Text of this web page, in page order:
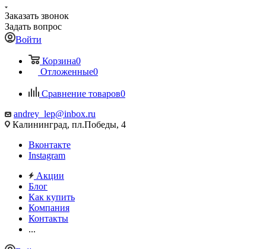
Заказать звонок
Задать вопрос
Войти
Корзина0
Отложенные0
Сравнение товаров0
andrey_lep@inbox.ru
Калининград, пл.Победы, 4
Вконтакте
Instagram
Акции
Блог
Как купить
Компания
Контакты
...